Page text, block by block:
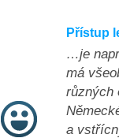
Přístup
…je
má
různých
a